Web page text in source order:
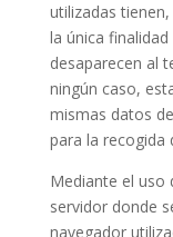
utilizadas
la única
desaparecen al
ningún caso,
mismas datos
para la recogida
Mediante el uso
servidor donde
navegador